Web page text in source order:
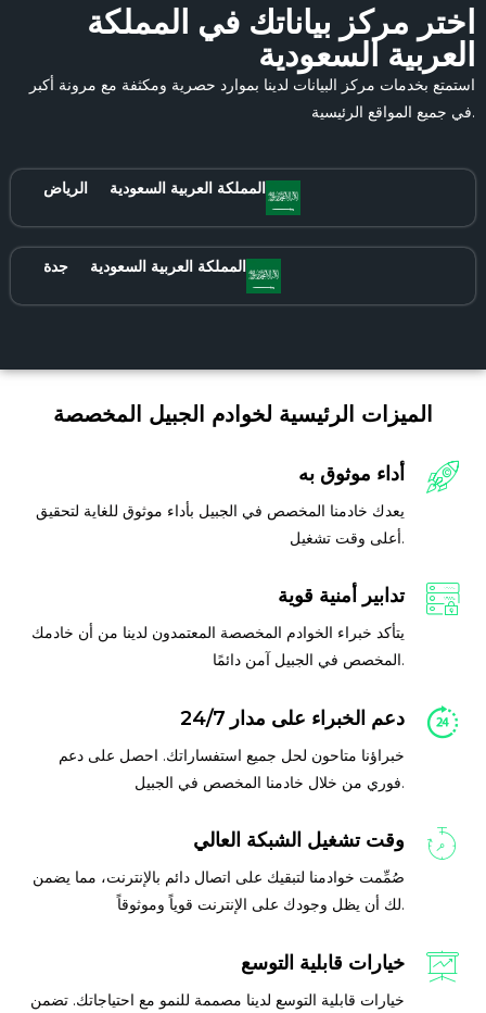
اختر مركز بياناتك في المملكة
العربية السعودية
استمتع بخدمات مركز البيانات لدينا بموارد حصرية ومكثفة مع مرونة أكبر
في جميع المواقع الرئيسية.
الرياض المملكة العربية السعودية
جدة المملكة العربية السعودية
الميزات الرئيسية لخوادم الجبيل المخصصة
أداء موثوق به
يعدك خادمنا المخصص في الجبيل بأداء موثوق للغاية لتحقيق
أعلى وقت تشغيل.
تدابير أمنية قوية
يتأكد خبراء الخوادم المخصصة المعتمدون لدينا من أن خادمك
المخصص في الجبيل آمن دائمًا.
دعم الخبراء على مدار 24/7
خبراؤنا متاحون لحل جميع استفساراتك. احصل على دعم
فوري من خلال خادمنا المخصص في الجبيل.
وقت تشغيل الشبكة العالي
صُمِّمت خوادمنا لتبقيك على اتصال دائم بالإنترنت، مما يضمن
لك أن يظل وجودك على الإنترنت قوياً وموثوقاً.
خيارات قابلية التوسع
خيارات قابلية التوسع لدينا مصممة للنمو مع احتياجاتك. تضمن